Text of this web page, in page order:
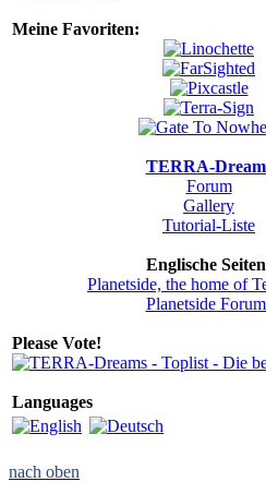
Meine Favoriten:
TERRA-
Forum
Gallery
Tutorial-Liste
Englische
Planetside, the home of
Planetside
Please Vote!
Languages
nach oben